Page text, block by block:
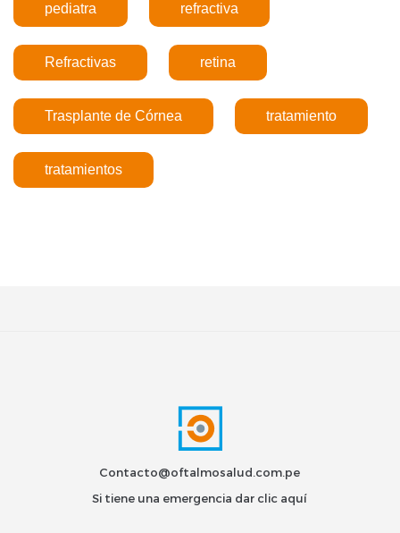
pediatra refractiva
Refractivas retina
Trasplante de Córnea tratamiento
tratamientos
Contacto@oftalmosalud.com.pe
Si tiene una emergencia dar clic aquí